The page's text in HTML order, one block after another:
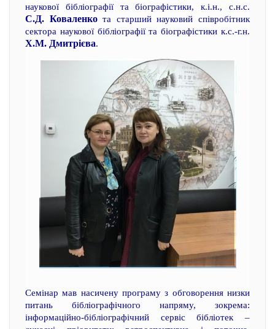
наукової бібліографії та біографістики, к.і.н., с.н.с.
С.Д. Коваленкота старший науковий співробітник
сектора наукової бібліографії та біографістики к.с.-г.н.
Х.М. Дмитрієва.
Семінар мав насичену програму з обговорення низки
питань бібліографічного напряму, зокрема:
інформаційно-бібліографічний сервіс бібліотек –